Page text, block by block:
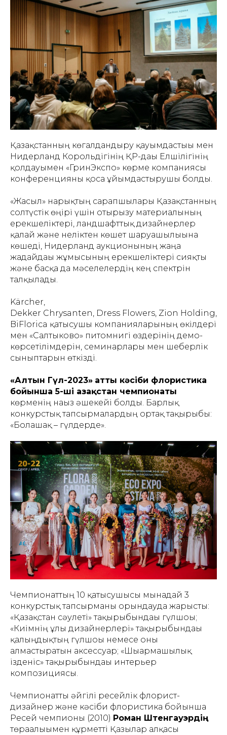
Қазақстанның көгалдандыру қауымдастығы мен
Нидерланд Корольдігінің ҚР-дағы Елшілігінің
қолдауымен «ГринЭкспо» көрме компаниясы
конференцияны қоса ұйымдастырушы болды.
«Жасыл» нарықтың сарапшылары Қазақстанның
солтүстік өңірі үшін отырғызу материалының
ерекшеліктері, ландшафттық дизайнерлер
қалай және неліктен көшет шаруашылығына
көшеді, Нидерланд аукционының жаңа
жағдайдағы жұмысының ерекшеліктері сияқты
және басқа да мәселелердің кең спектрін
талқылады.
Kärcher,
Dekker Chrysanten, Dress Flowers, Zion Holding,
BiFlorica қатысушы компанияларының өкілдері
мен «Салтыково» питомнигі өздерінің демо-
көрсетілімдерін, семинарлары мен шеберлік
сыныптарын өткізді.
«Алтын Гүл-2023» атты кәсіби флористика
бойынша 5-ші Қазақстан чемпионаты
көрменің нағыз әшекейі болды. Барлық
конкурстық тапсырмалардың ортақ тақырыбы:
«Болашақ – гүлдерде».
Чемпионаттың 10 қатысушысы мынадай 3
конкурстық тапсырманы орындауда жарысты:
«Қазақстан сәулеті» тақырыбындағы гүлшоғы;
«Киімнің ұлы дизайнерлері» тақырыбындағы
қалыңдықтың гүлшоғы немесе оны
алмастыратын аксессуар; «Шығармашылық
ізденіс» тақырыбындағы интерьер
композициясы.
Чемпионатты әйгілі ресейлік флорист-
дизайнер және кәсіби флористика бойынша
Ресей чемпионы (2010) Роман Штенгауэрдің
төрағалығымен құрметті Қазылар алқасы